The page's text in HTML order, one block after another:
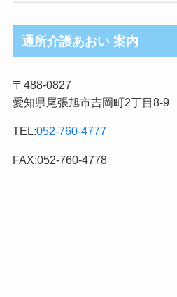
ロ
グ
事
カ
ゴ
リ
通所介護あおい 案内
〒488-0827
愛知県尾張旭市吉岡町2丁目8-9
TEL:052-760-4777
FAX:052-760-4778